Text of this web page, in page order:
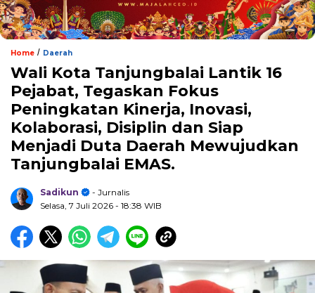
Home / Daerah
Wali Kota Tanjungbalai Lantik 16
Pejabat, Tegaskan Fokus
Peningkatan Kinerja, Inovasi,
Kolaborasi, Disiplin dan Siap
Menjadi Duta Daerah Mewujudkan
Tanjungbalai EMAS.
Sadikun
- Jurnalis
Selasa, 7 Juli 2026 - 18:38 WIB